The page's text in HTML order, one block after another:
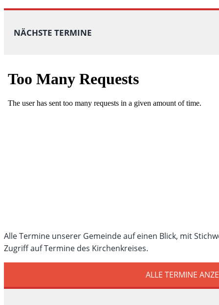
NÄCHSTE TERMINE
Alle Termine unserer Gemeinde auf einen Blick, mit
Zugriff auf Termine des Kirchenkreises.
ALLE TERMINE